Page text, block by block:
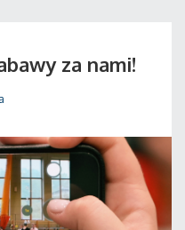
za nami!